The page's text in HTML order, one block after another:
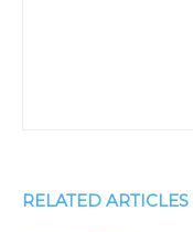
RELATED ARTICLES